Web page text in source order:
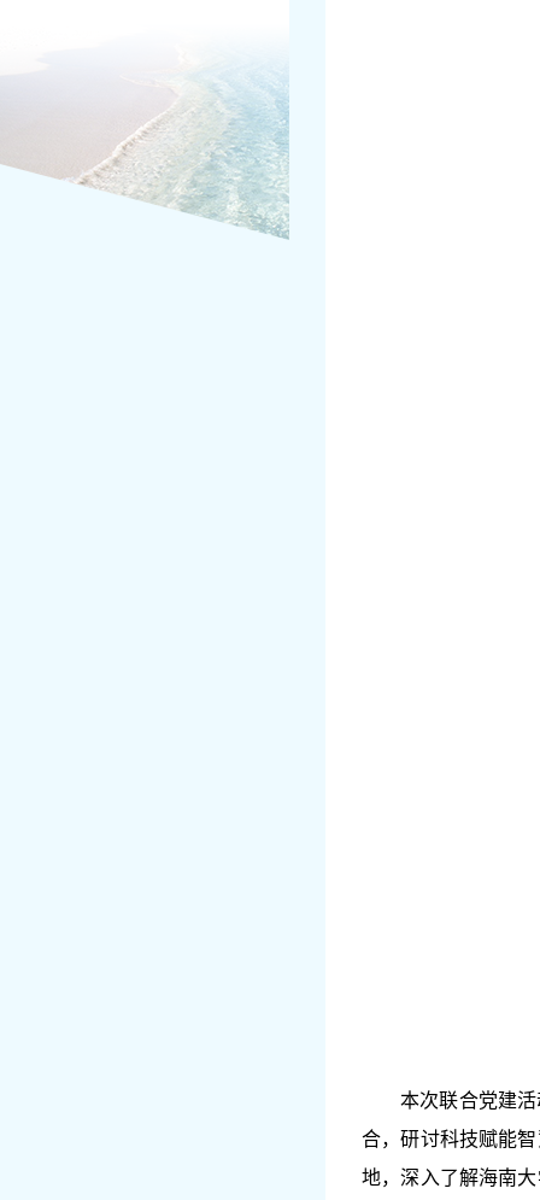
本次联合党建
合，研讨科技赋能
地，深入了解海南